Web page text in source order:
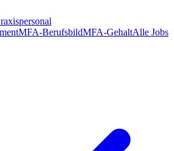
MFA-BerufsbildMFA-GehaltAlle Jobs